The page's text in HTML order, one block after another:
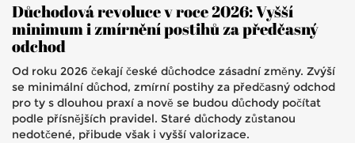
Důchodová revoluce v roce 2026: Vyšší
minimum i zmírnění postihů za předčasný
odchod
Od roku 2026 čekají české důchodce zásadní změny. Zvýší
se minimální důchod, zmírní postihy za předčasný odchod
pro ty s dlouhou praxí a nově se budou důchody počítat
podle přísnějších pravidel. Staré důchody zůstanou
nedotčené, přibude však i vyšší valorizace.